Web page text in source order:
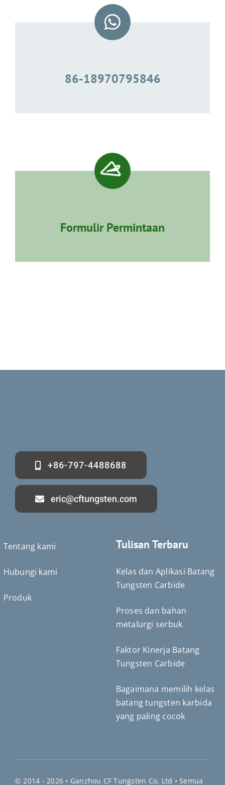
86-18970795846
Formulir Permintaan
+86-797-4488688
eric@cftungsten.com
Tentang kami
Hubungi kami
Produk
Tulisan Terbaru
Kelas dan Aplikasi Batang
Tungsten Carbide
Proses dan bahan
metalurgi serbuk
Faktor Kinerja Batang
Tungsten Carbide
Bagaimana memilih kelas
batang tungsten karbida
yang paling cocok
© 2014 - 2026 • Ganzhou CF Tungsten Co, Ltd • Semua
Русский
日本語
Türkçe
Español de México
Português do Brasil
Deutsch (Sie)